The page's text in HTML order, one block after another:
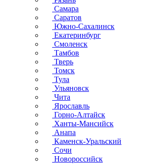
Самара
Саратов
Южно-Сахалинск
Екатеринбург
Смоленск
Тамбов
Тверь
Томск
Тула
Ульяновск
Чита
Ярославль
Горно-Алтайск
Ханты-Мансийск
Анапа
Каменск-Уральский
Сочи
Новороссийск